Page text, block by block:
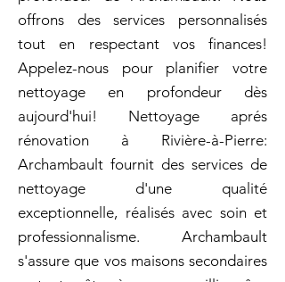
offrons des services personnalisés
tout en respectant vos finances!
Appelez-nous pour planifier votre
nettoyage en profondeur dès
aujourd'hui! Nettoyage aprés
rénovation à Rivière-à-Pierre:
Archambault fournit des services de
nettoyage d'une qualité
exceptionnelle, réalisés avec soin et
professionnalisme. Archambault
s'assure que vos maisons secondaires